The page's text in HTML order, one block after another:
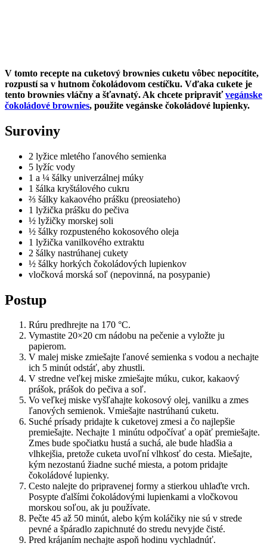
V tomto recepte na cuketový brownies cuketu vôbec nepocítite,
rozpustí sa v hutnom čokoládovom cestíčku. Vďaka cukete je
tento brownies vláčny a šťavnatý. Ak chcete pripraviťvegánske
čokoládové brownies, použite vegánske čokoládové lupienky.
Suroviny
2 lyžice mletého ľanového semienka
5 lyžíc vody
1 a ¼ šálky univerzálnej múky
1 šálka kryštálového cukru
⅔ šálky kakaového prášku (preosiateho)
1 lyžička prášku do pečiva
½ lyžičky morskej soli
½ šálky rozpusteného kokosového oleja
1 lyžička vanilkového extraktu
2 šálky nastrúhanej cukety
½ šálky horkých čokoládových lupienkov
vločková morská soľ (nepovinná, na posypanie)
Postup
Rúru predhrejte na 170 °C.
Vymastite 20×20 cm nádobu na pečenie a vyložte ju
papierom.
V malej miske zmiešajte ľanové semienka s vodou a nechajte
ich 5 minút odstáť, aby zhustli.
V stredne veľkej miske zmiešajte múku, cukor, kakaový
prášok, prášok do pečiva a soľ.
Vo veľkej miske vyšľahajte kokosový olej, vanilku a zmes
ľanových semienok. Vmiešajte nastrúhanú cuketu.
Suché prísady pridajte k cuketovej zmesi a čo najlepšie
premiešajte. Nechajte 1 minútu odpočívať a opäť premiešajte.
Zmes bude spočiatku hustá a suchá, ale bude hladšia a
vlhkejšia, pretože cuketa uvoľní vlhkosť do cesta. Miešajte,
kým nezostanú žiadne suché miesta, a potom pridajte
čokoládové lupienky.
Cesto nalejte do pripravenej formy a stierkou uhlaďte vrch.
Posypte ďalšími čokoládovými lupienkami a vločkovou
morskou soľou, ak ju používate.
Pečte 45 až 50 minút, alebo kým koláčiky nie sú v strede
pevné a špáradlo zapichnuté do stredu nevyjde čisté.
Pred krájaním nechajte aspoň hodinu vychladnúť.